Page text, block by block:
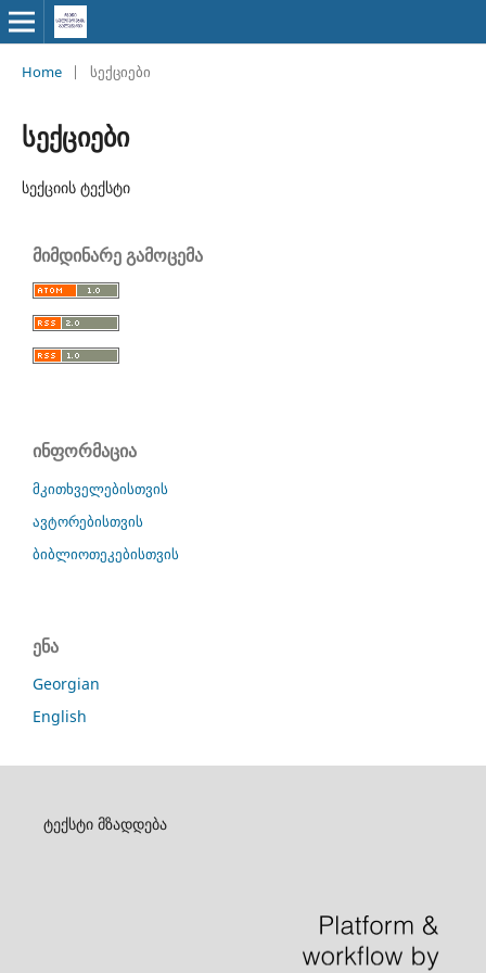
Home | სექციები
სექციები
სექციის ტექსტი
მიმდინარე გამოცემა
ინფორმაცია
მკითხველებისთვის
ავტორებისთვის
ბიბლიოთეკებისთვის
ენა
Georgian
English
ტექსტი მზადდება